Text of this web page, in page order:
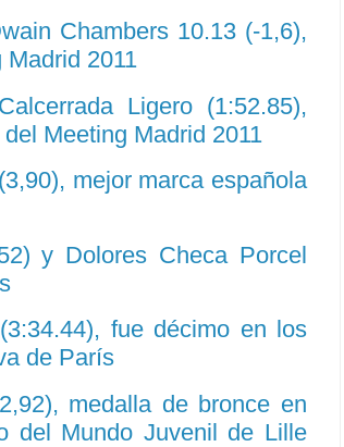
Chambers 10.13 (-1,6),
2011
Ligero (1:52.85),
Meeting Madrid 2011
mejor marca española
y Dolores Checa Porcel
fue décimo en los
de París
medalla de bronce en
del Mundo Juvenil de Lille